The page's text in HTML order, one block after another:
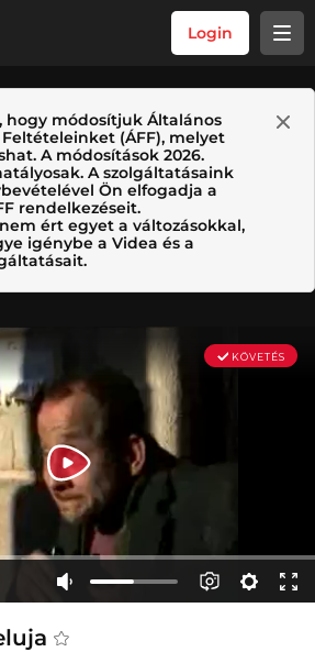
Login
hogy módosítjuk Általános
(ÁFF), melyet
A módosítások 2026.
A szolgáltatásaink
Ön elfogadja a
rendelkezéseit.
ért egyet a változásokkal,
igénybe a Videa és a